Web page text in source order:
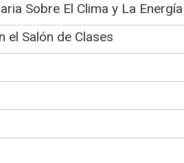
de la energía
apoya en cinco
clave:
a la Tierra puede calentar la
desde la superficie de la
Sobre El Clima y La Energía
el Salón de Clases